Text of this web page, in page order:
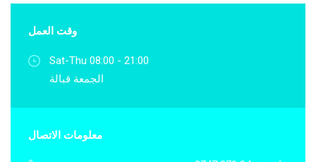
وقت العمل
Sat-Thu 08:00 - 21:00
الجمعة قبالة
معلومات الاتصال